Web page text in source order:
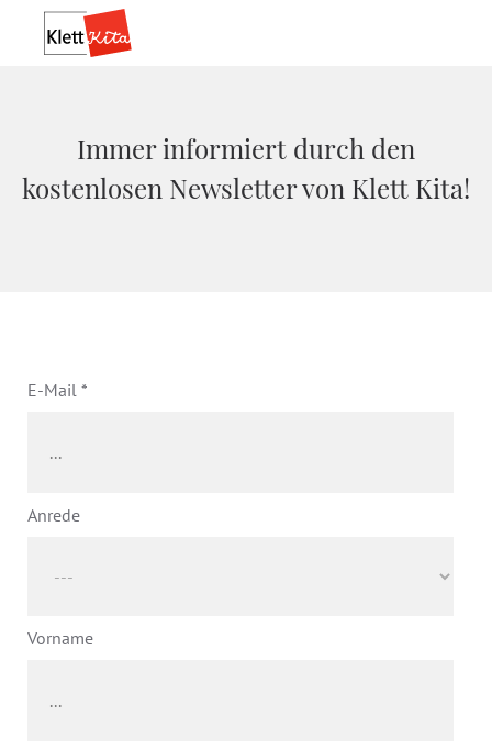
Immer informiert durch den
kostenlosen Newsletter von Klett Kita!
E-Mail *
Anrede
Vorname